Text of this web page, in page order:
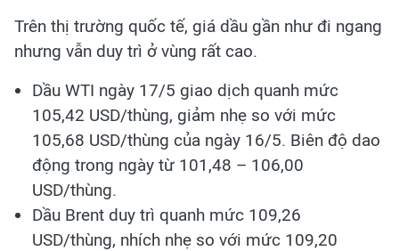
Trên thị trường quốc tế, giá dầu gần như đi ngang
nhưng vẫn duy trì ở vùng rất cao.
Dầu WTI ngày 17/5 giao dịch quanh mức
105,42 USD/thùng, giảm nhẹ so với mức
105,68 USD/thùng của ngày 16/5. Biên độ dao
động trong ngày từ 101,48 – 106,00
USD/thùng.
Dầu Brent duy trì quanh mức 109,26
USD/thùng, nhích nhẹ so với mức 109,20